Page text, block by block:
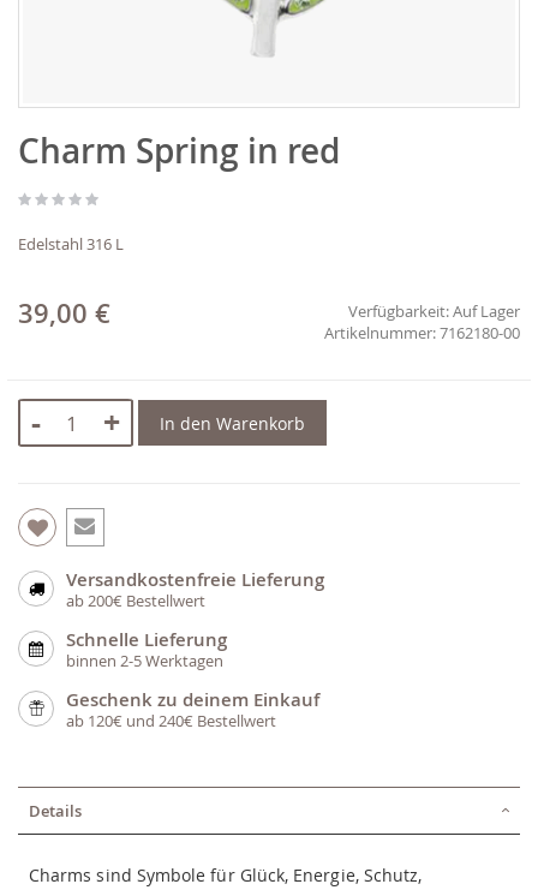
Anfang
der
springen
Charm Spring in red
Edelstahl 316 L
39,00 € Verfügbarkeit:Auf Lager
7162180-00
- + In den Warenkorb
Versandkostenfreie Lieferung
ab 200€ Bestellwert
Schnelle Lieferung
binnen 2-5 Werktagen
Geschenk zu deinem Einkauf
ab 120€ und 240€ Bestellwert
Details
Charms sind Symbole für Glück, Energie, Schutz,